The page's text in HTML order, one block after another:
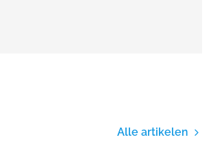
Alle artikelen